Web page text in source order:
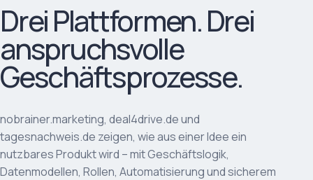
Drei Plattformen. Drei
anspruchsvolle
Geschäftsprozesse.
nobrainer.marketing, deal4drive.de und
tagesnachweis.de zeigen, wie aus einer Idee ein
nutzbares Produkt wird – mit Geschäftslogik,
Datenmodellen, Rollen, Automatisierung und sicherem